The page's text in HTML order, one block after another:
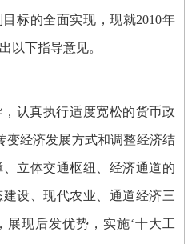
标的全面实现，现就2010年
以下指导意见。
认真执行适度宽松的货币政
变经济发展方式和调整经济结
立体交通枢纽、经济通道的
设、现代农业、通道经济三
展现后发优势，实施‘十大工